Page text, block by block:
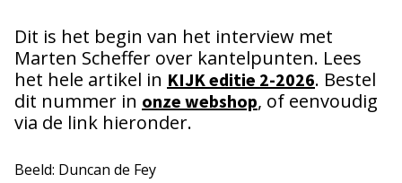
Dit is het begin van het interview met
Marten Scheffer over kantelpunten. Lees
het hele artikel in KIJK editie 2-2026. Bestel
dit nummer in onze webshop, of eenvoudig
via de link hieronder.
Beeld: Duncan de Fey